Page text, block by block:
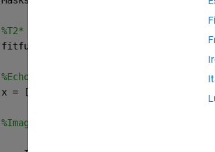
%T2* Calculations, lets see if this
fitfunc = cftool;
%Echo times matrix
x = [0.086883, 0.15, 0.3, 0.7 ];
%Images = matrix;